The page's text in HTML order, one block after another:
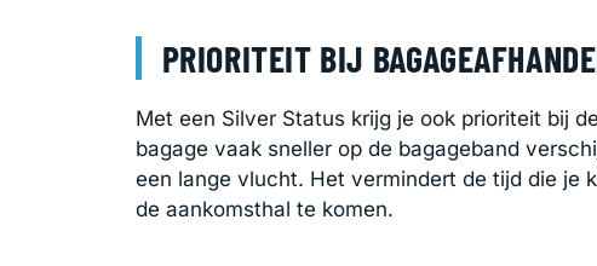
PRIORITEIT BIJ
Met een Silver Status krijg je ook prioriteit bij
bagage vaak sneller op de bagageband
een lange vlucht. Het vermindert de tijd die je
de aankomsthal te komen.